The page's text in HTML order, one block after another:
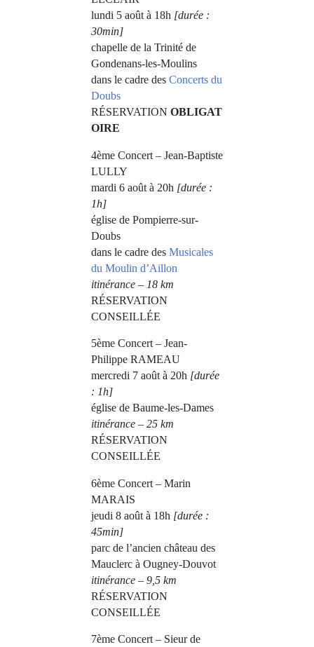
lundi 5 août à 18h [durée :
30min]
chapelle de la Trinité de
Gondenans-les-Moulins
dans le cadre des Concerts du
Doubs
RÉSERVATION OBLIGAT
OIRE
4ème Concert – Jean-Baptiste
LULLY
mardi 6 août à 20h [durée :
1h]
église de Pompierre-sur-
Doubs
dans le cadre des Musicales
du Moulin d’Aillon
itinérance – 18 km
RÉSERVATION
CONSEILLÉE
5ème Concert – Jean-
Philippe RAMEAU
mercredi 7 août à 20h [durée
: 1h]
église de Baume-les-Dames
itinérance – 25 km
RÉSERVATION
CONSEILLÉE
6ème Concert – Marin
MARAIS
jeudi 8 août à 18h [durée :
45min]
parc de l’ancien château des
Mauclerc à Ougney-Douvot
itinérance – 9,5 km
RÉSERVATION
CONSEILLÉE
7ème Concert – Sieur de